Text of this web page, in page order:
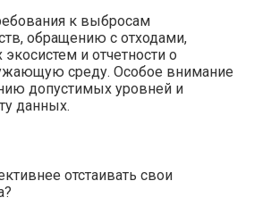
к выбросам
обращению с отходами,
и отчетности о
среду. Особое внимание
допустимых уровней и
данных.
отстаивать свои